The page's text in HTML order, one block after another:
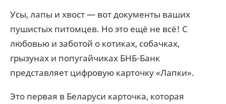
Усы, лапы и хвост — вот документы ваших
пушистых питомцев. Но это ещё не всё! С
любовью и заботой о котиках, собачках,
грызунах и попугайчиках БНБ-Банк
представляет цифровую карточку «Лапки».
Это первая в Беларуси карточка, которая